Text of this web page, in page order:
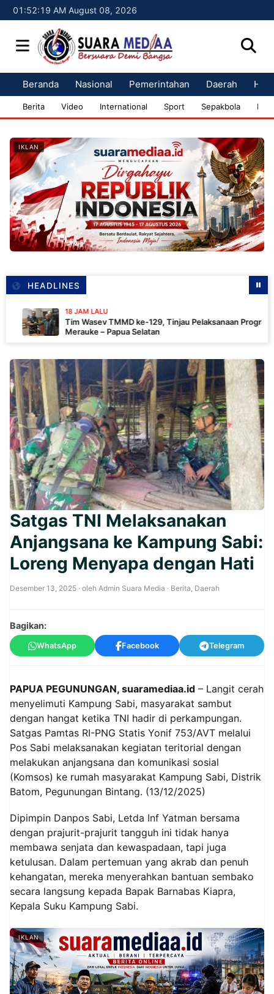
01:52:20 AM August 08, 2026
Beranda Nasional Pemerintahan Daerah
Berita Video International Sport Sepakbola
IKLAN
HEADLINES
18 JAM LALU
Tim Wasev TMMD ke-129, Tinjau Pelaksanaan Program Di
Merauke – Papua Selatan
Satgas TNI Melaksanakan
Anjangsana ke Kampung Sabi:
Loreng Menyapa dengan Hati
Desember 13, 2025 · oleh Admin Suara Media · Berita, Daerah
Bagikan:
WhatsApp Facebook Telegram
PAPUA PEGUNUNGAN, suaramediaa.id – Langit cerah
menyelimuti Kampung Sabi, masyarakat sambut
dengan hangat ketika TNI hadir di perkampungan.
Satgas Pamtas RI-PNG Statis Yonif 753/AVT melalui
Pos Sabi melaksanakan kegiatan teritorial dengan
melakukan anjangsana dan komunikasi sosial
(Komsos) ke rumah masyarakat Kampung Sabi, Distrik
Batom, Pegunungan Bintang. (13/12/2025)
Dipimpin Danpos Sabi, Letda Inf Yatman bersama
dengan prajurit-prajurit tangguh ini tidak hanya
membawa senjata dan kewaspadaan, tapi juga
ketulusan. Dalam pertemuan yang akrab dan penuh
kehangatan, mereka menyerahkan bantuan sembako
secara langsung kepada Bapak Barnabas Kiapra,
Kepala Suku Kampung Sabi.
IKLAN